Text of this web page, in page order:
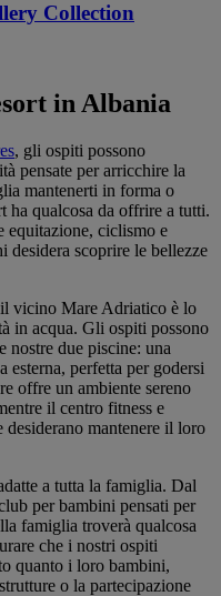
Collection
in Albania
, gli ospiti possono
pensate per arricchire la
mantenerti in forma o
ha qualcosa da offrire a tutti.
equitazione, ciclismo e
desidera scoprire le bellezze
vicino Mare Adriatico è lo
in acqua. Gli ospiti possono
nostre due piscine: una
esterna, perfetta per godersi
offre un ambiente sereno
il centro fitness e
mantenere il loro
a tutta la famiglia. Dal
per bambini pensati per
famiglia troverà qualcosa
che i nostri ospiti
quanto i loro bambini,
o la partecipazione